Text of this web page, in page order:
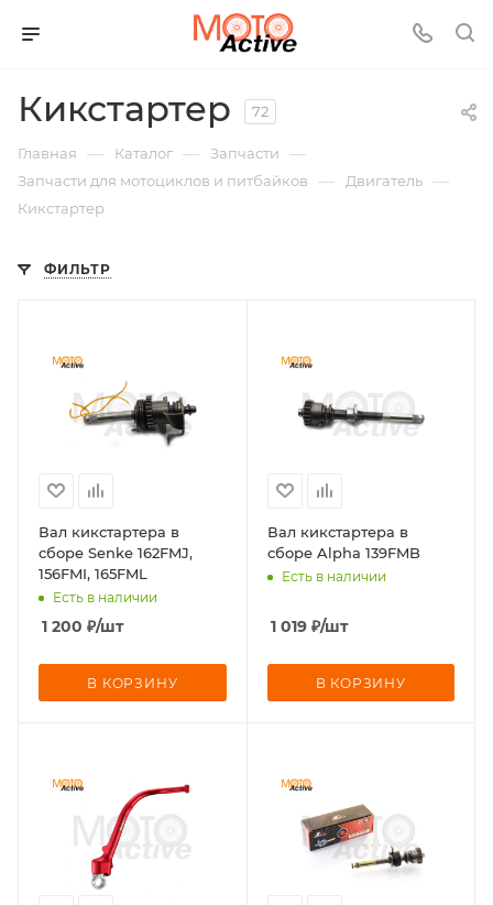
Кикстартер 72
Главная — Каталог — Запчасти —
Запчасти для мотоциклов и питбайков — Двигатель —
Кикстартер
ФИЛЬТР
Вал кикстартера в
сборе Senke 162FMJ,
156FMI, 165FML
Есть в наличии
1 200 ₽/шт
В КОРЗИНУ
Вал кикстартера в
сборе Alpha 139FMB
Есть в наличии
1 019₽/шт
В КОРЗИНУ